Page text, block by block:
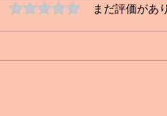
5つ星のうち0と評価され
まだ評価があ